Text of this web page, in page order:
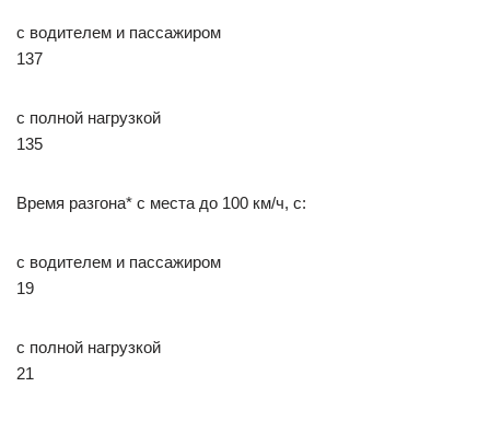
с водителем и пассажиром
137
с полной нагрузкой
135
Время разгона* с места до 100 км/ч, с:
с водителем и пассажиром
19
с полной нагрузкой
21